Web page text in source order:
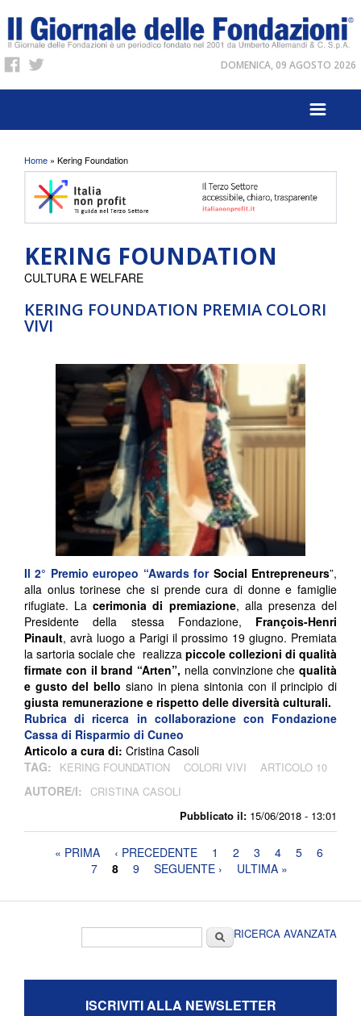
DOMENICA, 09 AGOSTO 2026
Tu sei qui
Home » Kering Foundation
KERING FOUNDATION
KERING FOUNDATION PREMIA COLORI
VIVI
Pubblicato il: 15/06/2018 - 13:01
CULTURA E WELFARE
Il 2° Premio europeo “Awards forSocial Entrepreneurs”,
alla onlus torinese che si prende cura di donne e famiglie
rifugiate. Lacerimonia di premiazione, alla presenza del
Presidente della stessa Fondazione, François-Henri
Pinault, avrà luogo a Parigi il prossimo 19 giugno. Premiata
la sartoria sociale che realizza piccole collezioni di qualità
firmate con il brand “Arten”, nella convinzione che qualità
e gusto del bello siano in piena sintonia con il principio di
giusta remunerazione e rispetto delle diversità culturali.
Rubrica di ricerca in collaborazione con Fondazione
Cassa di Risparmio di Cuneo
Articolo a cura di: Cristina Casoli
TAG:
KERING FOUNDATION COLORI VIVI ARTICOLO 10
AUTORE/I: CRISTINA CASOLI
Pagine« PRIMA ‹ PRECEDENTE 1 2 3 4 5
6
7
8 9 SEGUENTE › ULTIMA »
CercaRICERCA AVANZATA
ISCRIVITI ALLA NEWSLETTER